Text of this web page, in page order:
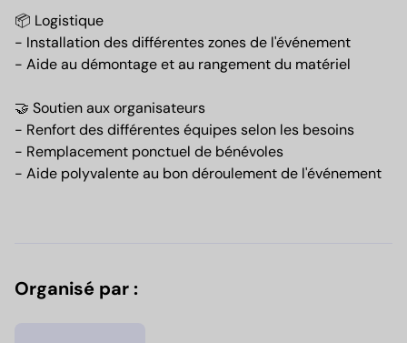
📦 Logistique
- Installation des différentes zones de l'événement
- Aide au démontage et au rangement du matériel
🤝 Soutien aux organisateurs
- Renfort des différentes équipes selon les besoins
- Remplacement ponctuel de bénévoles
- Aide polyvalente au bon déroulement de l'événement
Organisé par :